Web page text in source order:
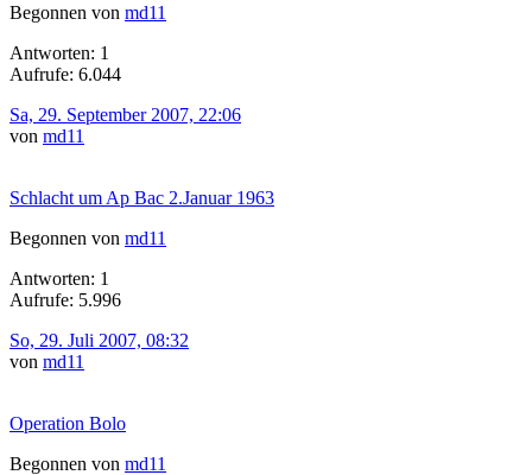
Begonnen von md11
Antworten: 1
Aufrufe: 6.044
Sa, 29. September 2007, 22:06
von md11
Schlacht um Ap Bac 2.Januar 1963
Begonnen von md11
Antworten: 1
Aufrufe: 5.996
So, 29. Juli 2007, 08:32
von md11
Operation Bolo
Begonnen von md11